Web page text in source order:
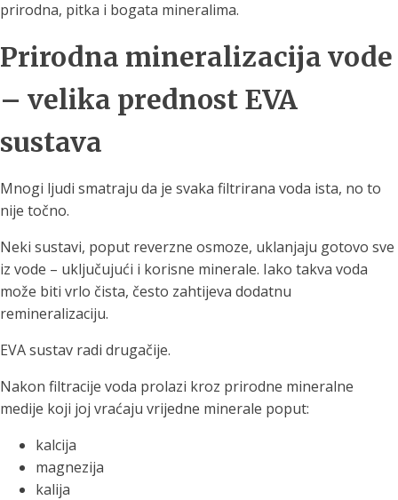
prirodna, pitka i bogata mineralima.
Prirodna mineralizacija vode
– velika prednost EVA
sustava
Mnogi ljudi smatraju da je svaka filtrirana voda ista, no to
nije točno.
Neki sustavi, poput reverzne osmoze, uklanjaju gotovo sve
iz vode – uključujući i korisne minerale. Iako takva voda
može biti vrlo čista, često zahtijeva dodatnu
remineralizaciju.
EVA sustav radi drugačije.
Nakon filtracije voda prolazi kroz prirodne mineralne
medije koji joj vraćaju vrijedne minerale poput:
kalcija
magnezija
kalija